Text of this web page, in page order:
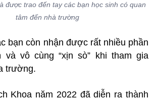
được trao đến tay các bạn học sinh có quan
tâm đến nhà trường
bạn còn nhận được rất nhiều phần
và vô cùng “xịn sò” khi tham gia
trường.
Khoa năm 2022 đã diễn ra thành